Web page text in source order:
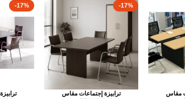
مقاس
-17%
ترابيزة إجتماعات مقاس
-17%